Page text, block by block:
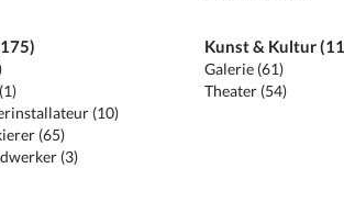
(10)
(65)
(3)
Kunst & Kultur
Galerie (61)
Theater (54)